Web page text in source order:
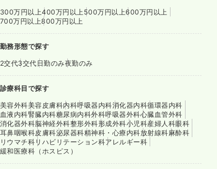
300万円以上400万円以上 500万円以上600万円以上
700万円以上800万円以上
勤務形態で探す
2交代3交代日勤のみ夜勤のみ
診療科目で探す
美容外科美容皮膚科内科呼吸器内科消化器内科循環器内科
血液内科腎臓内科糖尿病内科外科呼吸器外科心臓血管外科
消化器外科脳神経外科整形外科形成外科小児科産婦人科眼科
耳鼻咽喉科皮膚科泌尿器科精神科・心療内科放射線科麻酔科
リウマチ科リハビリテーション科アレルギー科
緩和医療科（ホスピス）